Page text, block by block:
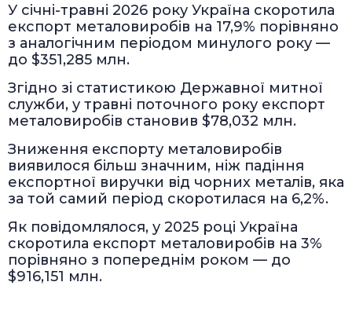
У січні-травні 2026 року Україна скоротила
експорт металовиробів на 17,9% порівняно
з аналогічним періодом минулого року —
до $351,285 млн.
Згідно зі статистикою Державної митної
служби, у травні поточного року експорт
металовиробів становив $78,032 млн.
Зниження експорту металовиробів
виявилося більш значним, ніж падіння
експортної виручки від чорних металів, яка
за той самий період скоротилася на 6,2%.
Як повідомлялося, у 2025 році Україна
скоротила експорт металовиробів на 3%
порівняно з попереднім роком — до
$916,151 млн.